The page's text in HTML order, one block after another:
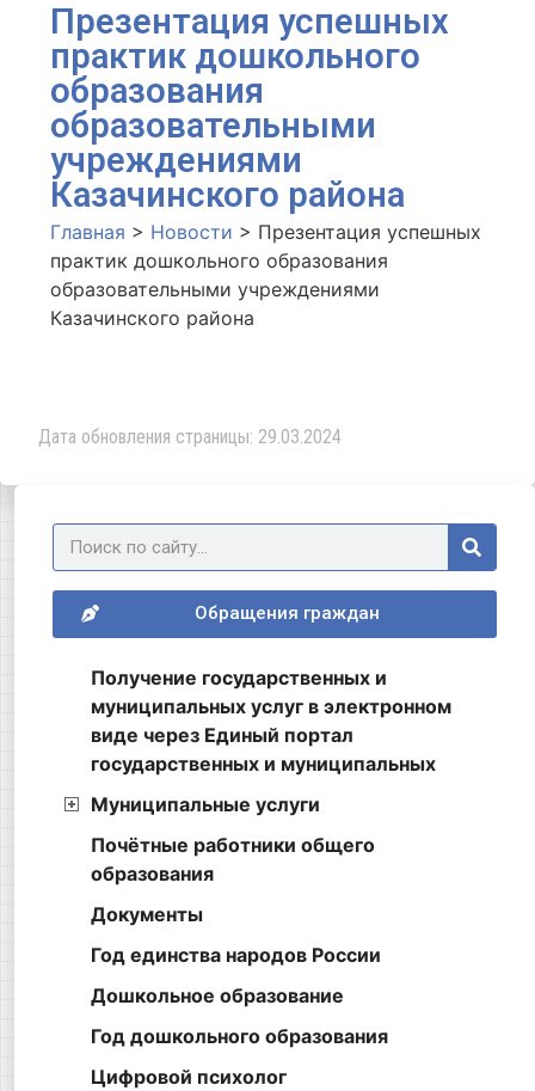
Презентация успешных
практик дошкольного
образования
образовательными
учреждениями
Казачинского района
Главная > Новости > Презентация успешных
практик дошкольного образования
образовательными учреждениями
Казачинского района
Дата обновления страницы: 29.03.2024
Обращения граждан
Получение государственных и
муниципальных услуг в электронном
виде через Единый портал
государственных и муниципальных
Муниципальные услуги
Почётные работники общего
образования
Документы
Год единства народов России
Дошкольное образование
Год дошкольного образования
Цифровой психолог